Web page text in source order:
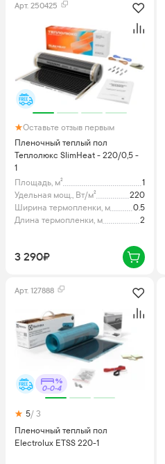
Арт. 250425
Оставьте отзыв первым
Пленочный теплый пол
Теплолюкс SlimHeat - 220/0,5 -
1
Площадь, м²
1
Удельная мощ., Вт/м²
220
Ширина термопленки, м
0.5
Длина термопленки, м
2
3 290₽
Арт. 127888
0-0-4
5/ 3
Пленочный теплый пол
Electrolux ETSS 220-1